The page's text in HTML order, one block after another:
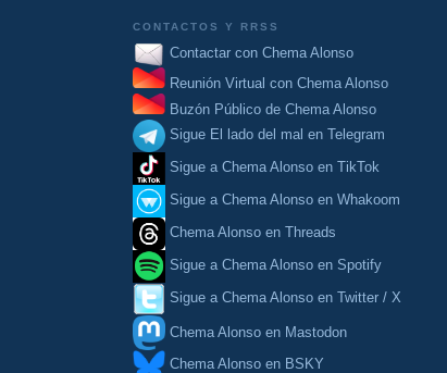
CONTACTOS Y RRSS
Contactar con Chema Alonso
Reunión Virtual con Chema Alonso
Buzón Público de Chema Alonso
Sigue El lado del mal en Telegram
Sigue a Chema Alonso en TikTok
Sigue a Chema Alonso en Whakoom
Chema Alonso en Threads
Sigue a Chema Alonso en Spotify
Sigue a Chema Alonso en Twitter / X
Chema Alonso en Mastodon
Chema Alonso en BSKY